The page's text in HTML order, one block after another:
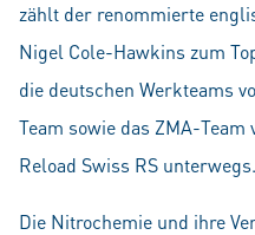
zählt der renommierte
Nigel Cole-Hawkins zum
die deutschen Werkteams
Team sowie das ZMA-
Reload Swiss RS unterwegs.
Die Nitrochemie und ihre